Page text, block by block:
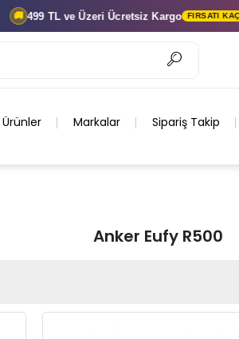
499 TL ve ÜzeriÜcretsiz Kargo FIRSATI KAÇIRMA
Markalar Sipariş Takip
Anker Eufy R500